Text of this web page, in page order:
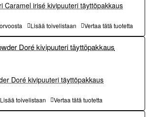
Caramel irisé kivipuuteri täyttöpakkaus
Lisää toivelistaan Vertaa tätä tuotetta
Doré kivipuuteri täyttöpakkaus
Lisää toivelistaan Vertaa tätä tuotetta